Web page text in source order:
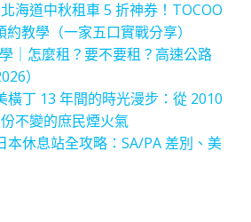
海道中秋租車 5 折神券！TOCOO
教學（一家五口實戰分享）
｜怎麼租？要不要租？高速公路
）
橫丁 13 年間的時光漫步：從 2010
不變的庶民煙火氣
本休息站全攻略：SA/PA 差別、美